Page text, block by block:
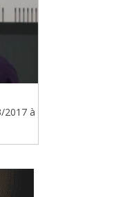
2017 à